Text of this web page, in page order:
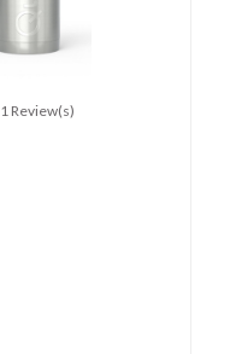
1 Review(s)